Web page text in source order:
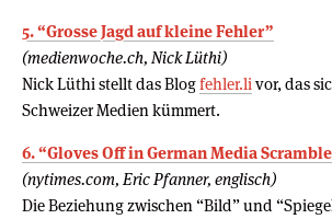
5. “Grosse Jagd auf kleine Fehler”
(medienwoche.ch, Nick Lüthi)
Nick Lüthi stellt das Blogfehler.li vor, das
Schweizer Medien kümmert.
6. “Gloves Off in German Media
(nytimes.com, Eric Pfanner, englisch)
Die Beziehung zwischen “Bild” und